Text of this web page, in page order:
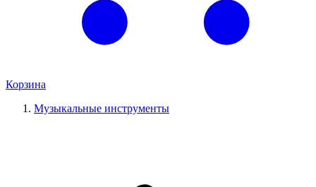
Корзина
Музыкальные инструменты